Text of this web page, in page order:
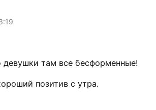
девушки там все бесформенные!
позитив с утра.